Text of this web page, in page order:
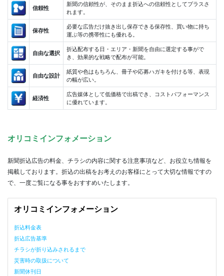
信頼性
新聞の信頼性が、そのまま折込への信頼性としてプラスさ
れます。
保存性
必要な広告だけ抜き出し保存できる保存性、買い物に持ち
運ぶ等の携帯性にも優れる。
自由な選択
折込配布する日・エリア・新聞を自由に選定する事がで
き、効果的な戦略で配布が可能。
自由な設計
紙質や色はもちろん、冊子や応募ハガキを付ける等、表現
の幅が広い。
経済性
広告媒体として低価格で出稿でき、コストパフォーマンス
に優れています。
オリコミインフォメーション
新聞折込広告の料金、チラシの内容に関する注意事項など、お役立ち情報を
掲載しております。折込の出稿をお考えのお客様にとって大切な情報ですの
で、一度ご覧になる事をおすすめいたします。
オリコミインフォメーション
折込料金表
折込広告基準
チラシが折り込みされるまで
災害時の取扱について
新聞休刊日